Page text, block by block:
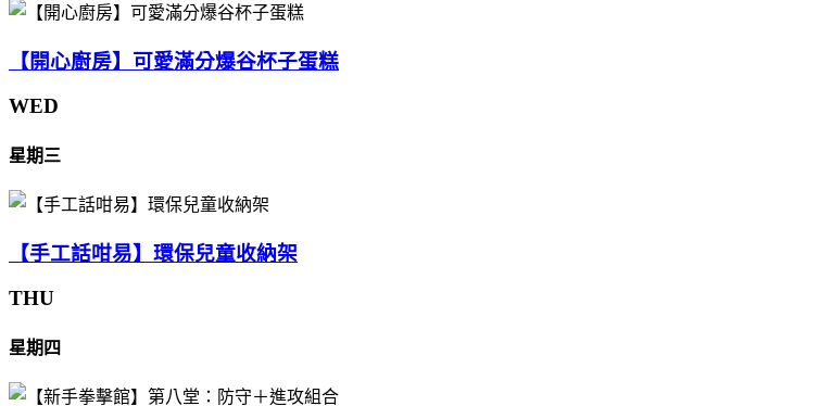
【開心廚房】可愛滿分爆谷杯子蛋糕
WED
星期三
【手工話咁易】環保兒童收納架
THU
星期四